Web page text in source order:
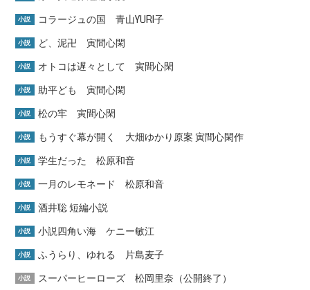
小説 コラージュの国 青山YURI子
小説 ど、泥卍 寅間心閑
小説 オトコは遅々として 寅間心閑
小説 助平ども 寅間心閑
小説 松の牢 寅間心閑
小説 もうすぐ幕が開く 大畑ゆかり原案 寅間心閑作
小説 学生だった 松原和音
小説 一月のレモネード 松原和音
小説 酒井聡 短編小説
小説 小説四角い海 ケニー敏江
小説 ふうらり、ゆれる 片島麦子
小説 スーパーヒーローズ 松岡里奈（公開終了）